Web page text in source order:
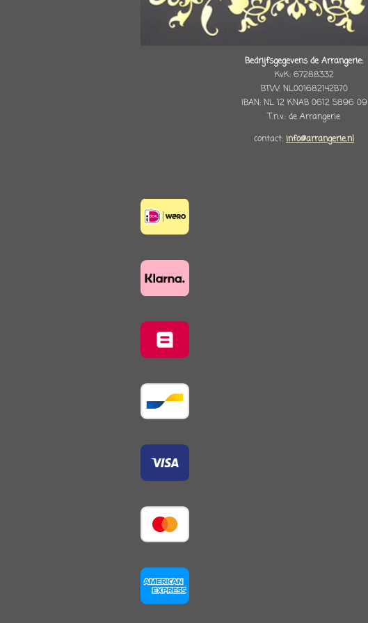
Bedrijfsgegevens de Arrangerie:
KvK: 67288332
BTW: NL001682142B70
IBAN: NL 12 KNAB 0612 5896 09
T.n.v.: de Arrangerie
contact: info@arrangerie.nl